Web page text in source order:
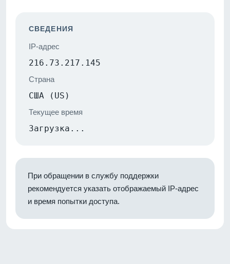
СВЕДЕНИЯ
IP-адрес
216.73.217.145
Страна
США (US)
Текущее время
Загрузка...
При обращении в службу поддержки
рекомендуется указать отображаемый IP-адрес
и время попытки доступа.